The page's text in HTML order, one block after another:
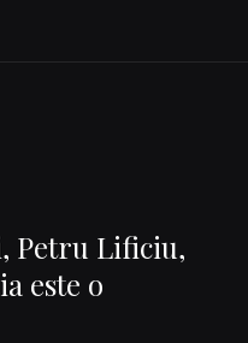
Petru Lificiu,
este o